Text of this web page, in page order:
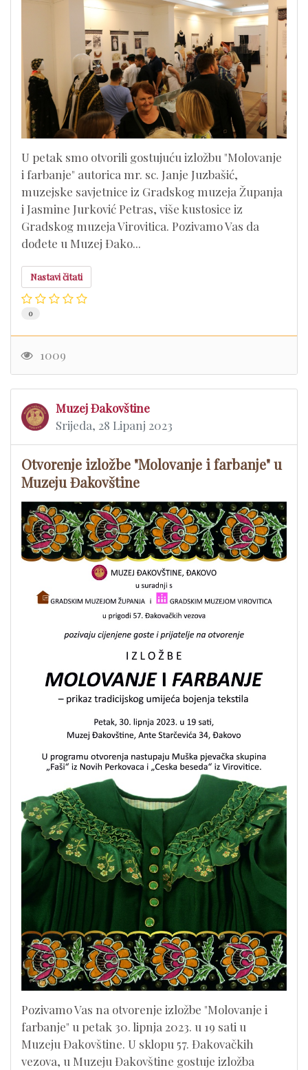
U petak smo otvorili gostujuću izložbu "Molovanje
i farbanje" autorica mr. sc. Janje Juzbašić,
muzejske savjetnice iz Gradskog muzeja Županja
i Jasmine Jurković Petras, više kustosice iz
Gradskog muzeja Virovitica. Pozivamo Vas da
dođete u Muzej Đako...
Nastavi čitati
0
1009
Muzej Đakovštine
Srijeda, 28 Lipanj 2023
Otvorenje izložbe "Molovanje i farbanje" u
Muzeju Đakovštine
Pozivamo Vas na otvorenje izložbe "Molovanje i
farbanje" u petak 30. lipnja 2023. u 19 sati u
Muzeju Đakovštine. U sklopu 57. Đakovačkih
vezova, u Muzeju Đakovštine gostuje izložba